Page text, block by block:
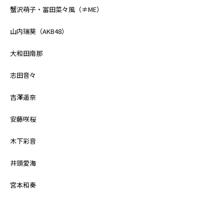
蟹沢萌子・冨田菜々風（≠ME）
山内瑞葵（AKB48）
大和田南那
志田音々
吉澤遥奈
安藤咲桜
木下彩音
井頭愛海
宮本和奏